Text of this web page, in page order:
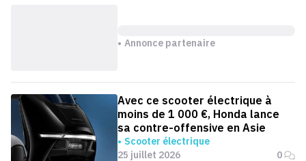
Annonce partenaire
Avec ce scooter électrique à
moins de 1 000 €, Honda lance
sa contre-offensive en Asie
Scooter électrique
25 juillet 2026
0